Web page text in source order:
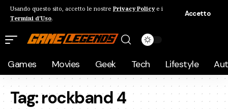
Usando questo sito, accetto le nostre Privacy Policye i
Termini d'Uso.
Accetto
Games Movies Geek Tech Lifestyle
Tag:rockband 4